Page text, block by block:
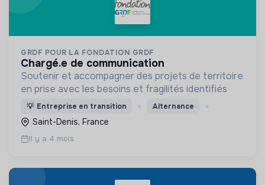
GRDF POUR LA FONDATION GRDF
chargé.e de communication
Soutenir et accompagner des projets de territoire
en prise avec les besoins et fragilités identifiés
💡 Entreprise en transition Alternance
Saint-Denis, France
Il y a 4 mois